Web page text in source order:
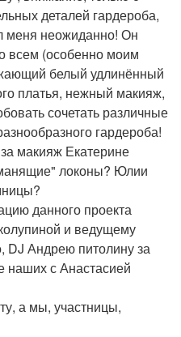
деталей гардероба,
меня неожиданно! Он
всем (особенно моим
белый удлинённый
платья, нежный макияж,
сочетать различные
гардероба!
макияж Екатерине
локоны? Юлии
данного проекта
и ведущему
DJ Андрею питолину за
наших с Анастасией
а мы, участницы,